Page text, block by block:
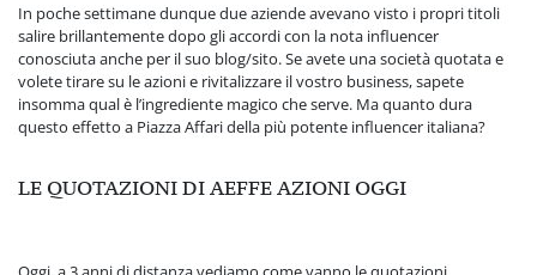
In poche settimane dunque due aziende avevano visto i propri titoli
salire brillantemente dopo gli accordi con la nota influencer
conosciuta anche per il suo blog/sito. Se avete una società quotata e
volete tirare su le azioni e rivitalizzare il vostro business, sapete
insomma qual è l’ingrediente magico che serve. Ma quanto dura
questo effetto a Piazza Affari della più potente influencer italiana?
LE QUOTAZIONI DI AEFFE AZIONI OGGI